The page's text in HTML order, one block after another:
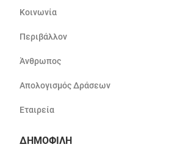
Κοινωνία
Περιβάλλον
Άνθρωπος
Απολογισμός Δράσεων
Εταιρεία
ΔΗΜΟΦΙΛΗ